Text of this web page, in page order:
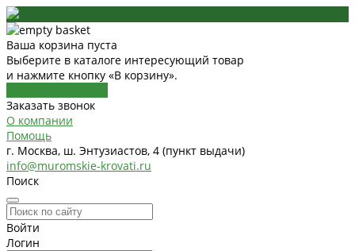
Ваша корзина пуста
Выберите в каталоге интересующий товар
и нажмите кнопку «В корзину».
Заказать звонок
О компании
Помощь
г. Москва, ш. Энтузиастов, 4 (пункт выдачи)
info@muromskie-krovati.ru
Поиск
Войти
Логин